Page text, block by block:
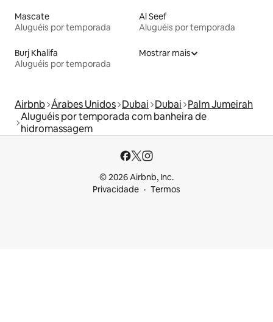
Mascate
Aluguéis por temporada
Al Seef
Aluguéis por temporada
Burj Khalifa
Aluguéis por temporada
Mostrar mais
Airbnb Árabes Unidos Dubai Dubai Palm Jumeirah
Aluguéis por temporada com banheira de
hidromassagem
© 2026 Airbnb, Inc.
Privacidade
Termos